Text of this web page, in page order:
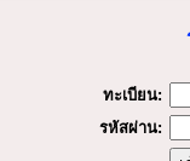
ทะเบียน:
รหัสผ่าน: